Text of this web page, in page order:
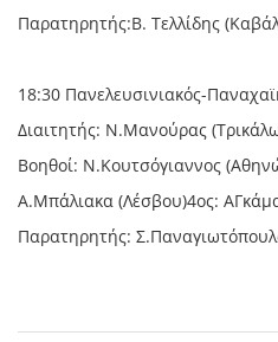
Παρατηρητής:Β. Τελλίδης
18:30 Πανελευσινιακός-
Διαιτητής: Ν.Μανούρας
Βοηθοί: Ν.Κουτσόγιαννος
Α.Μπάλιακα (Λέσβου)4ος:
Παρατηρητής: